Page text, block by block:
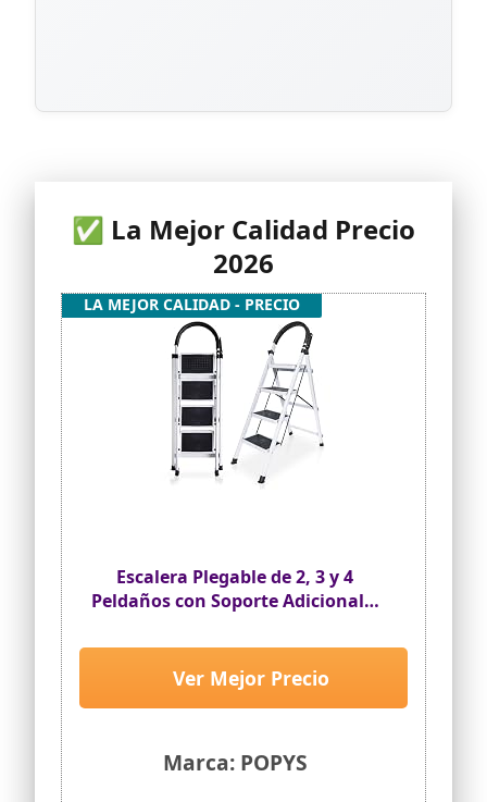
✅ La Mejor Calidad Precio
2026
Escalera Plegable de 2, 3 y 4
Peldaños con Soporte Adicional y
Multifuncional Antideslizante |
Ligera, portátil y Segura para
Todo Tipo de Tareas (4 Peldaños)
Marca: POPYS
Ver Mejor Precio
LA MEJOR CALIDAD - PRECIO